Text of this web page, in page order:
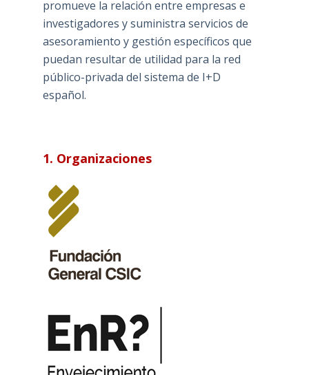
promueve la relación entre empresas e
investigadores y suministra servicios de
asesoramiento y gestión específicos que
puedan resultar de utilidad para la red
público-privada del sistema de I+D
español.
1. Organizaciones